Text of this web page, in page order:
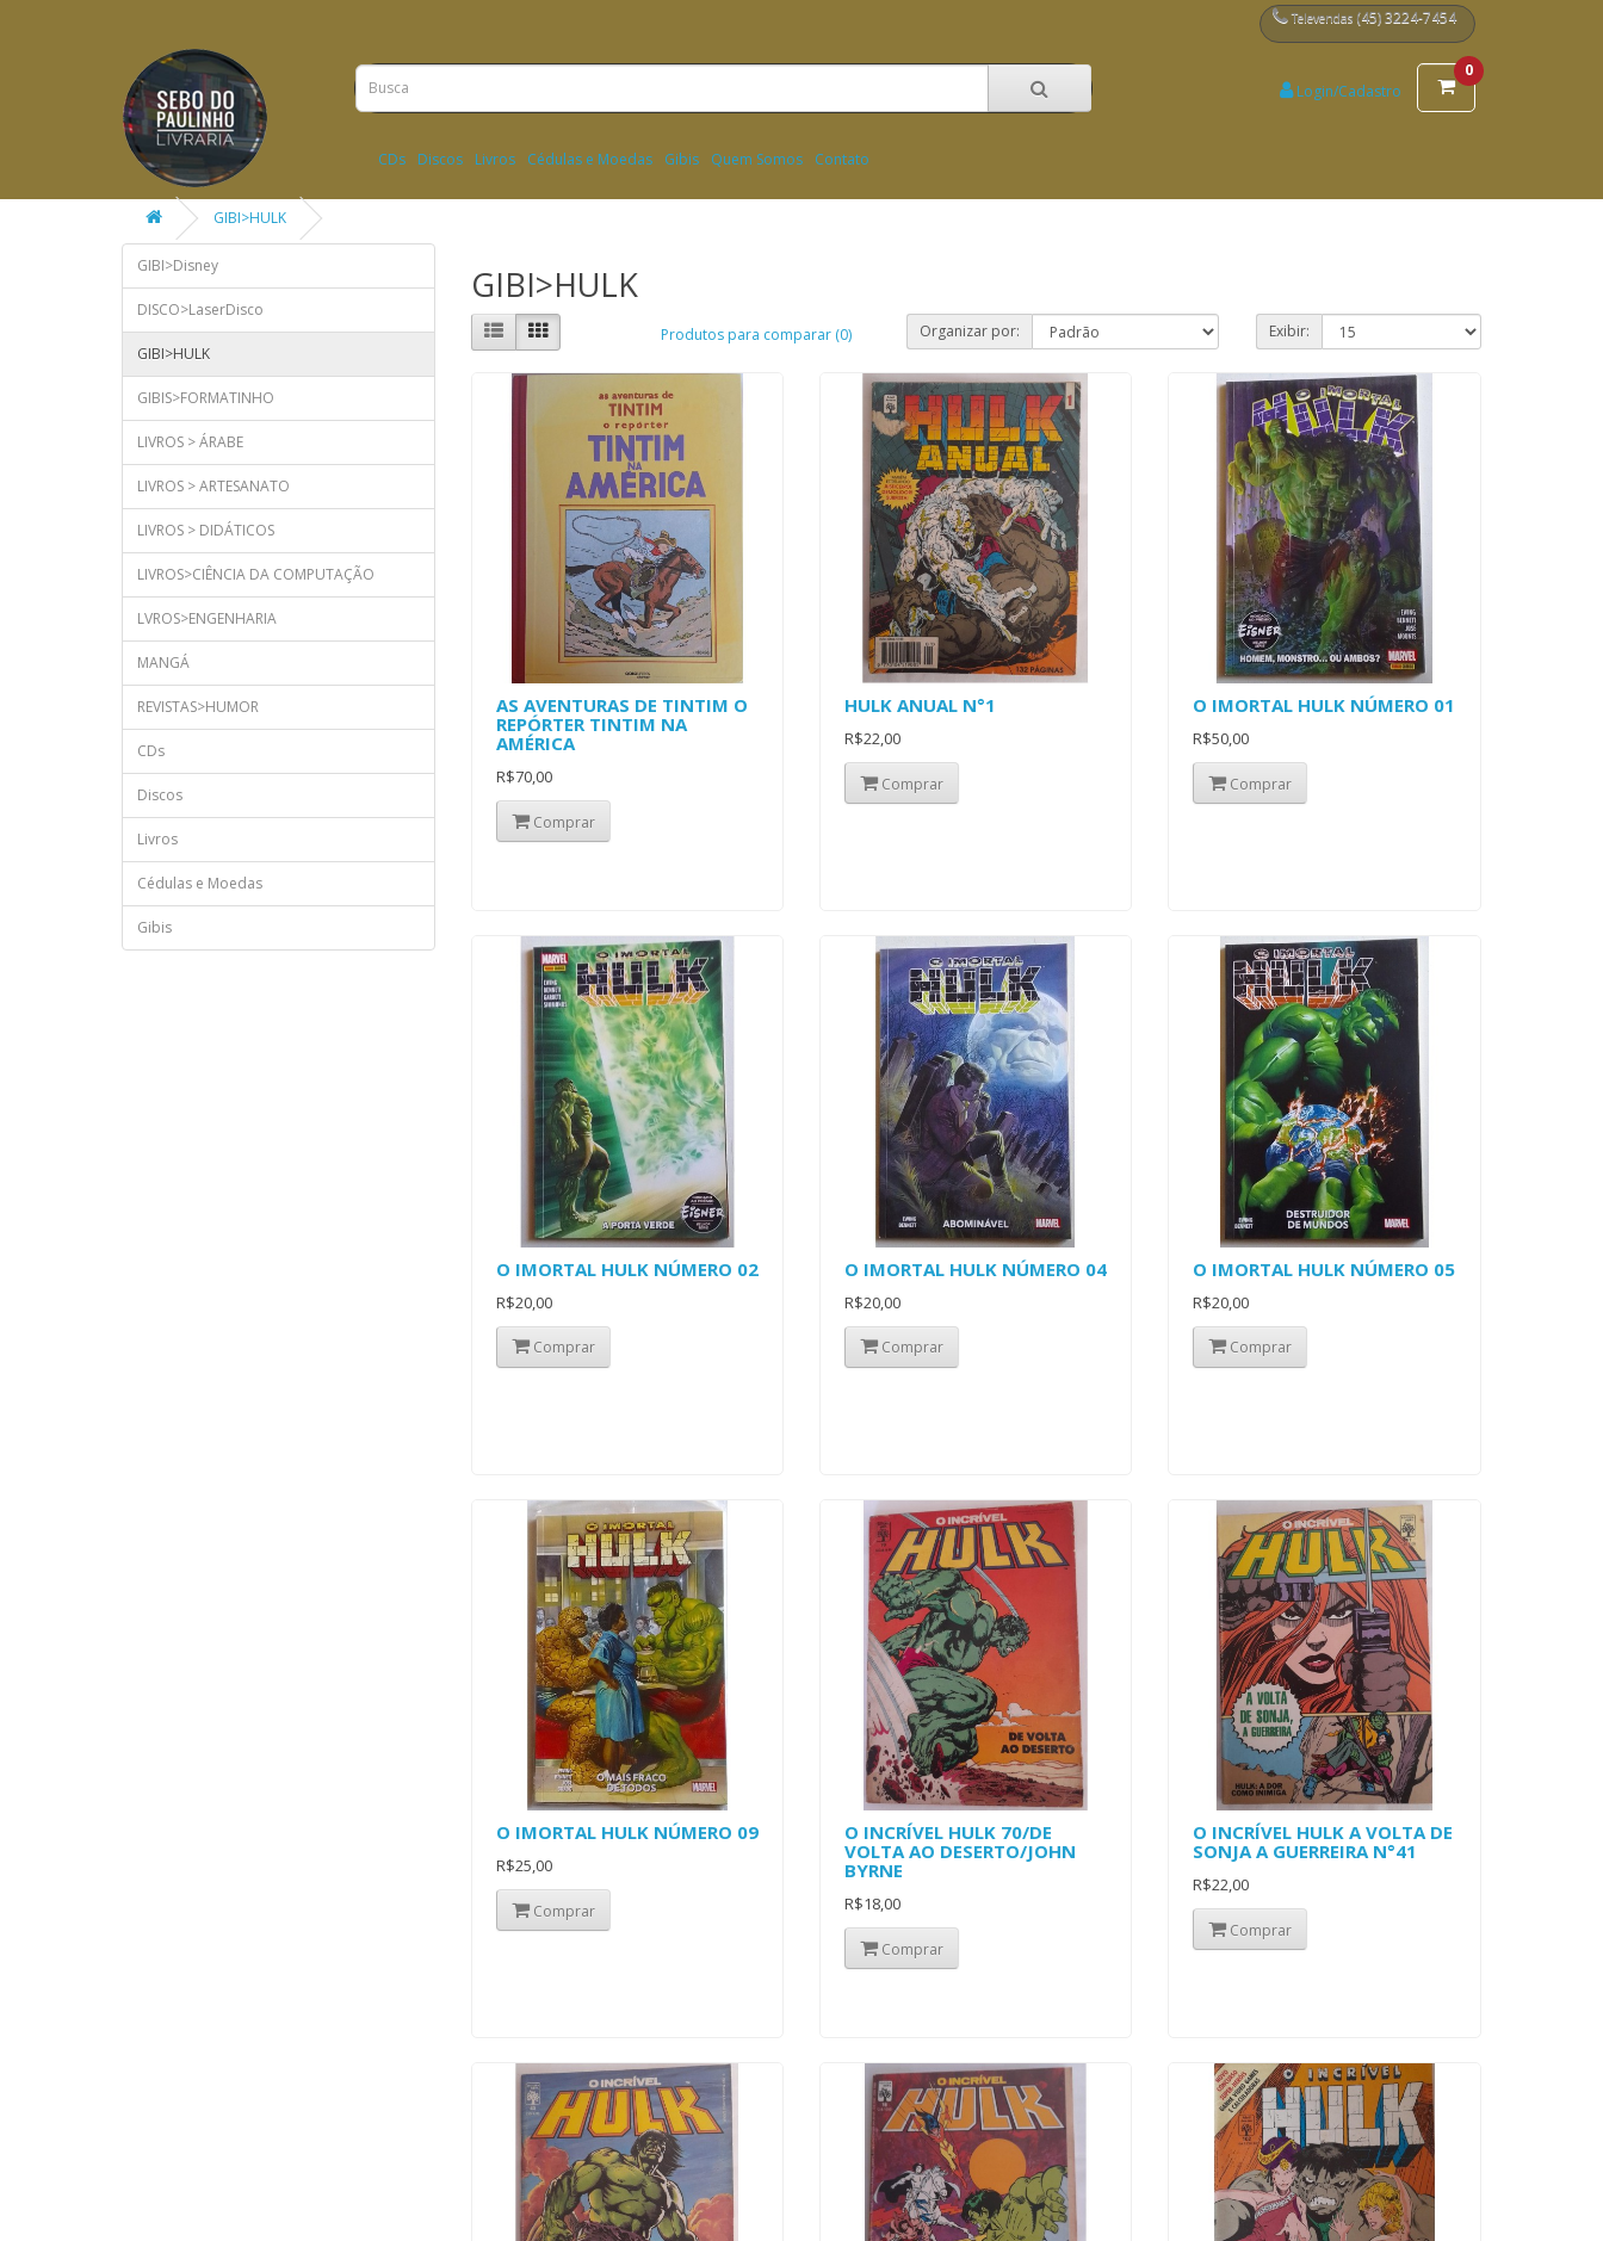
Televendas (45) 3224-7454
Login/Cadastro
0
CDs Discos Livros Cédulas e Moedas Gibis Quem Somos Contato
GIBI>HULK
GIBI>Disney
DISCO>LaserDisco
GIBI>HULK
GIBIS>FORMATINHO
LIVROS > ÁRABE
LIVROS > ARTESANATO
LIVROS > DIDÁTICOS
LIVROS>CIÊNCIA DA COMPUTAÇÃO
LVROS>ENGENHARIA
MANGÁ
REVISTAS>HUMOR
CDs
Discos
Livros
Cédulas e Moedas
Gibis
GIBI>HULK
Produtos para comparar (0) Organizar por: Exibir:
AS AVENTURAS DE TINTIM O
REPÓRTER TINTIM NA
AMÉRICA
R$70,00
Comprar
HULK ANUAL N°1
R$22,00
Comprar
O IMORTAL HULK NÚMERO 01
R$50,00
Comprar
O IMORTAL HULK NÚMERO 02
R$20,00
Comprar
O IMORTAL HULK NÚMERO 04
R$20,00
Comprar
O IMORTAL HULK NÚMERO 05
R$20,00
Comprar
O IMORTAL HULK NÚMERO 09
R$25,00
Comprar
O INCRÍVEL HULK 70/DE
VOLTA AO DESERTO/JOHN
BYRNE
R$18,00
Comprar
O INCRÍVEL HULK A VOLTA DE
SONJA A GUERREIRA N°41
R$22,00
Comprar